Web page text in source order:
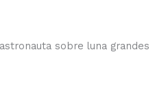
sobre luna grandes